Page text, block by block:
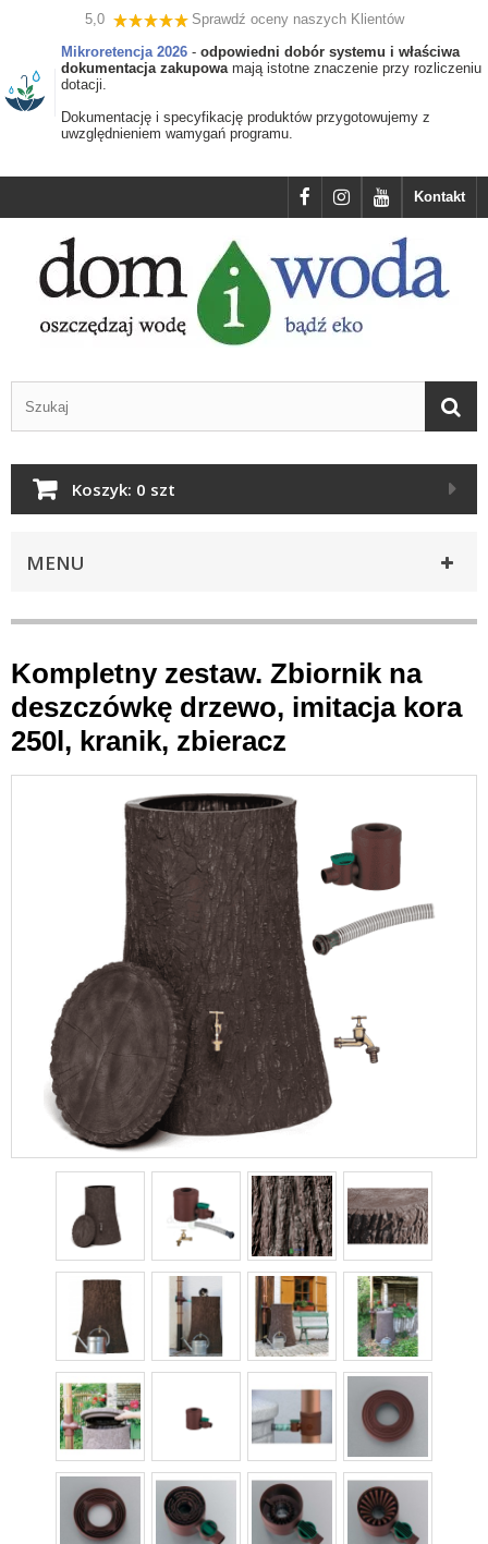
5,0
Sprawdź oceny naszych Klientów
Mikroretencja 2026 - odpowiedni dobór systemu i właściwa
dokumentacja zakupowamają istotne znaczenie przy rozliczeniu
dotacji.
Dokumentację i specyfikację produktów przygotowujemy z
uwzględnieniem wamygań programu.
Kontakt
Koszyk: 0 szt
MENU
Kompletny zestaw. Zbiornik na
deszczówkę drzewo, imitacja kora
250l, kranik, zbieracz